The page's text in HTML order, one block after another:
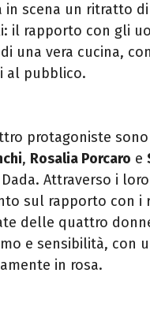
in scena un ritratto
il rapporto con gli
una vera cucina,
al pubblico.
protagoniste
, Rosalia Porcaro e
Dada. Attraverso i
sul rapporto con i
delle quattro
e sensibilità, con
in rosa.